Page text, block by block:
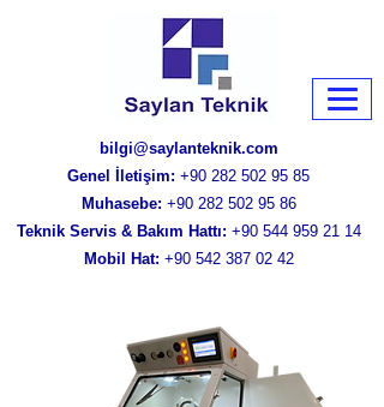
bilgi@saylanteknik.com
Genel İletişim: +90 282 502 95 85
Muhasebe: +90 282 502 95 86
Teknik Servis & Bakım Hattı: +90 544 959 21 14
Mobil Hat: +90 542 387 02 42